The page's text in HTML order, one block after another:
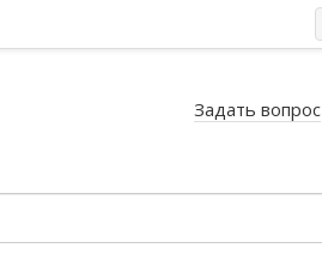
Задать вопрос